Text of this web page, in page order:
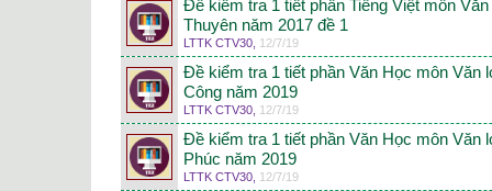
Đề kiểm tra 1 tiết phần Tiếng Việt môn
Thuyên năm 2017 đề 1
LTTK CTV30 12/7/19
Đề kiểm tra 1 tiết phần Văn Học môn Văn
Công năm 2019
LTTK CTV30 12/7/19
Đề kiểm tra 1 tiết phần Văn Học môn Văn
Phúc năm 2019
LTTK CTV30 12/7/19